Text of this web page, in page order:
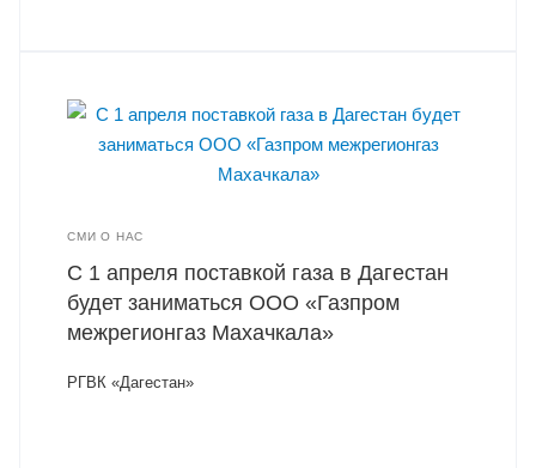
СМИ О НАС
С 1 апреля поставкой газа в Дагестан
будет заниматься ООО «Газпром
межрегионгаз Махачкала»
РГВК «Дагестан»